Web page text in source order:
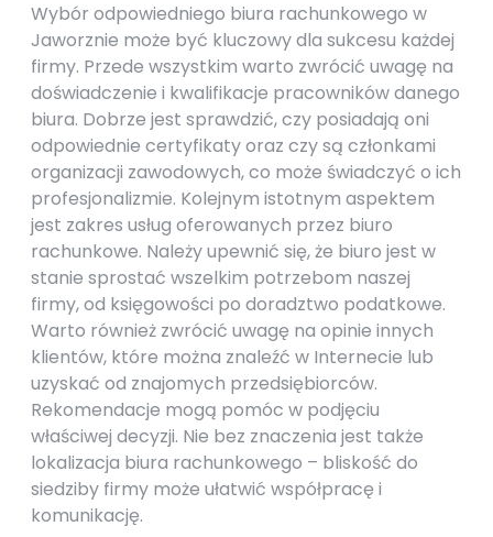
Wybór odpowiedniego biura rachunkowego w
Jaworznie może być kluczowy dla sukcesu każdej
firmy. Przede wszystkim warto zwrócić uwagę na
doświadczenie i kwalifikacje pracowników danego
biura. Dobrze jest sprawdzić, czy posiadają oni
odpowiednie certyfikaty oraz czy są członkami
organizacji zawodowych, co może świadczyć o ich
profesjonalizmie. Kolejnym istotnym aspektem
jest zakres usług oferowanych przez biuro
rachunkowe. Należy upewnić się, że biuro jest w
stanie sprostać wszelkim potrzebom naszej
firmy, od księgowości po doradztwo podatkowe.
Warto również zwrócić uwagę na opinie innych
klientów, które można znaleźć w Internecie lub
uzyskać od znajomych przedsiębiorców.
Rekomendacje mogą pomóc w podjęciu
właściwej decyzji. Nie bez znaczenia jest także
lokalizacja biura rachunkowego – bliskość do
siedziby firmy może ułatwić współpracę i
komunikację.